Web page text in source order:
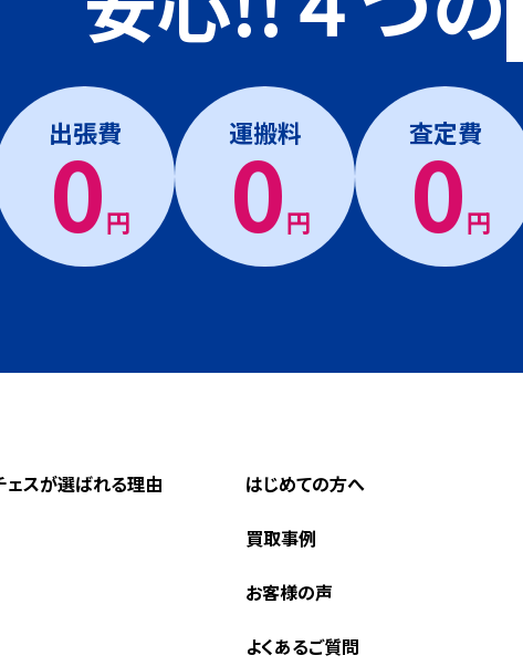
出張費
0円
運搬料
0円
査定費
0円
ェスが選ばれる理由 はじめての方へ
買取事例
お客様の声
よくあるご質問